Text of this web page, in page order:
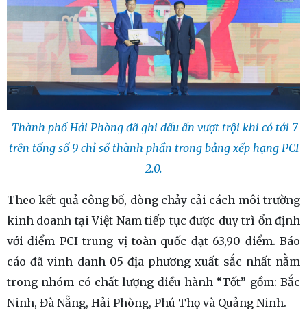
Thành phố Hải Phòng đã ghi dấu ấn vượt trội khi có tới 7
trên tổng số 9 chỉ số thành phần trong bảng xếp hạng PCI
2.0.
Theo kết quả công bố, dòng chảy cải cách môi trường
kinh doanh tại Việt Nam tiếp tục được duy trì ổn định
với điểm PCI trung vị toàn quốc đạt 63,90 điểm. Báo
cáo đã vinh danh 05 địa phương xuất sắc nhất nằm
trong nhóm có chất lượng điều hành “Tốt” gồm: Bắc
Ninh, Đà Nẵng, Hải Phòng, Phú Thọ và Quảng Ninh.